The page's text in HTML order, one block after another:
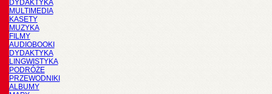
DYDAKTYKA
MULTIMEDIA
KASETY
MUZYKA
FILMY
AUDIOBOOKI
DYDAKTYKA
LINGWISTYKA
PODRÓŻE
PRZEWODNIKI
ALBUMY